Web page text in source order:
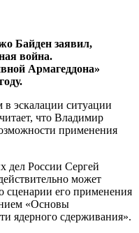
Байден заявил,
война.
Армагеддона»
эскалации ситуации
что Владимир
применения
дел России Сергей
может
сценарии его применения
«Основы
ядерного сдерживания».